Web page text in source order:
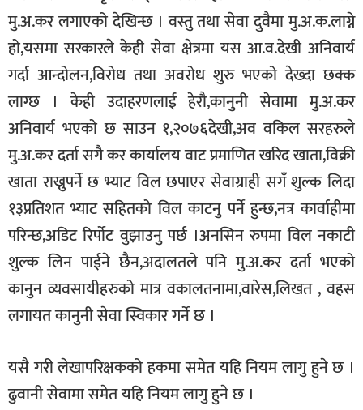
मु.अ.कर लगाएको देखिन्छ । वस्तु तथा सेवा दुवैमा मु.अ.क.लाग्ने
हो,यसमा सरकारले केही सेवा क्षेत्रमा यस आ.व.देखी अनिवार्य
गर्दा आन्दोलन,विरोध तथा अवरोध शुरु भएको देख्दा छक्क
लाग्छ । केही उदाहरणलाई हेरौ,कानुनी सेवामा मु.अ.कर
अनिवार्य भएको छ साउन १,२०७६देखी,अव वकिल सरहरुले
मु.अ.कर दर्ता सगै कर कार्यालय वाट प्रमाणित खरिद खाता,विक्री
खाता राख्नुपर्ने छ भ्याट विल छपाएर सेवाग्राही सगँ शुल्क लिदा
१३प्रतिशत भ्याट सहितको विल काटनु पर्ने हुन्छ,नत्र कार्वाहीमा
परिन्छ,अडिट रिर्पोट वुझाउनु पर्छ ।अनसिन रुपमा विल नकाटी
शुल्क लिन पाईने छैन,अदालतले पनि मु.अ.कर दर्ता भएको
कानुन व्यवसायीहरुको मात्र वकालतनामा,वारेस,लिखत , वहस
लगायत कानुनी सेवा स्विकार गर्ने छ ।
यसै गरी लेखापरिक्षकको हकमा समेत यहि नियम लागु हुने छ ।
ढुवानी सेवामा समेत यहि नियम लागु हुने छ ।